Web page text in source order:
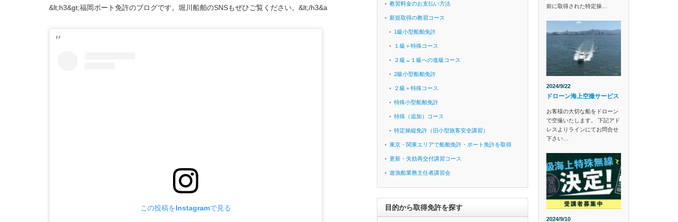
&lt;h3&gt;福岡ボート免許のブログです。堀川船舶のSNSもぜひご覧ください。&lt;/h3&a
この投稿をInstagramで見る
教習料金のお支払い方法
新規取得の教習コース
1級小型船舶免許
１級＋特殊コース
２級→１級への進級コース
2級小型船舶免許
２級＋特殊コース
特殊小型船舶免許
特殊（追加）コース
特定操縦免許（旧小型旅客安全講習）
東京・関東エリアで船舶免許・ボート免許を取得
更新・失効再交付講習コース
遊漁船業務主任者講習会
目的から取得免許を探す
前に取得された特定操…
2024/9/22
ドローン海上空撮サービス
お客様の大切な船をドローン
で空撮いたします。 下記アド
レスよりラインにてお問合せ
下さい…
2024/9/10